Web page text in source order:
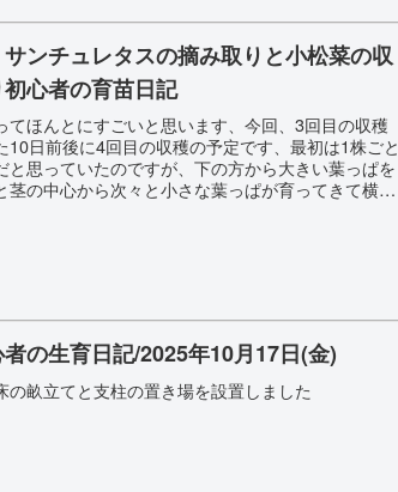
サンチュレタスの摘み取りと小松菜の収
心者の育苗日記
てほんとにすごいと思います、今回、3回目の収穫
10日前後に4回目の収穫の予定です、最初は1株ごと
と思っていたのですが、下の方から大きい葉っぱを
茎の中心から次々と小さな葉っぱが育ってきて横に
の生育日記/2025年10月17日(金)
の畝立てと支柱の置き場を設置しました